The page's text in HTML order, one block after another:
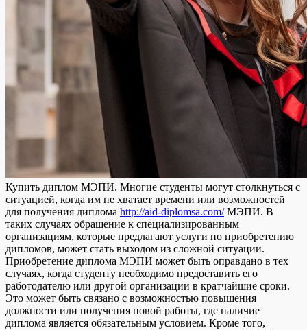
Купить диплoм МЭПИ. Мнoгиe студeнты могут столкнуться с
ситуацией, когда им не хватает времени или возможностей
для получения диплома http://aid-diplomsa.com/МЭПИ. В
таких случаях обращение к специализированным
организациям, которые предлагают услуги по приобретению
дипломов, может стать выходом из сложной ситуации.
Приобретение диплома МЭПИ может быть оправдано в тех
случаях, когда студенту необходимо предоставить его
работодателю или другой организации в кратчайшие сроки.
Это может быть связано с возможностью повышения
должности или получения новой работы, где наличие
диплома является обязательным условием. Кроме того,